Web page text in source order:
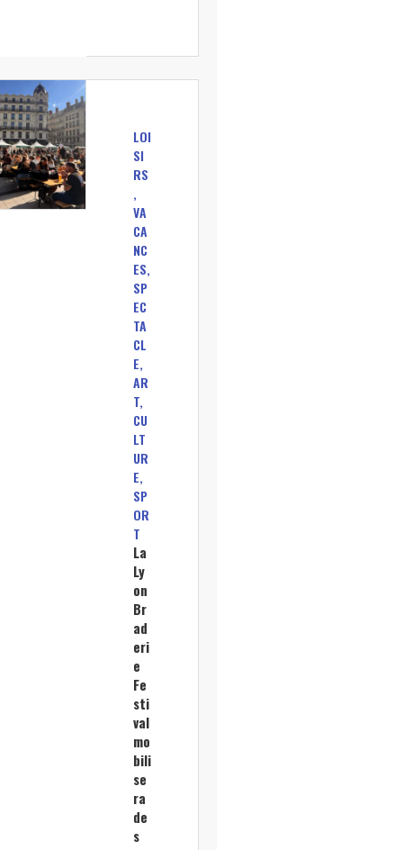
LOI
SI
RS
,
VA
CA
NC
ES,
SP
EC
TA
CL
E,
AR
T,
CU
LT
UR
E,
SP
OR
T
La
Ly
on
Br
ad
eri
e
Fe
sti
val
mo
bili
se
ra
de
s